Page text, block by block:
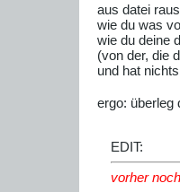
aus datei
wie du was
wie du deine
(von der, die
und hat
ergo: überleg
EDIT:
vorher